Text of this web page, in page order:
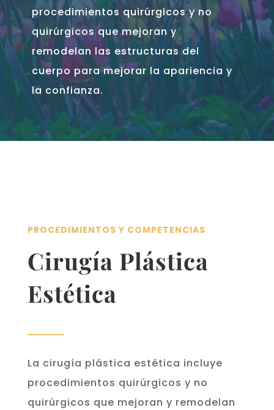
procedimientos quirúrgicos y no
quirúrgicos que mejoran y
remodelan las estructuras del
cuerpo para mejorar la apariencia y
la confianza.
PROCEDIMIENTOS Y COMPETENCIAS
Cirugía Plástica
Estética
La cirugía plástica estética incluye
procedimientos quirúrgicos y no
quirúrgicos que mejoran y remodelan